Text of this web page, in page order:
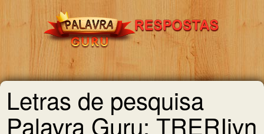
Letras de pesquisa
Palavra Guru: TRERIivn